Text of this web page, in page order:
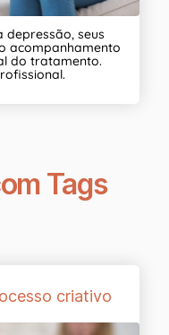
depressão, seus
acompanhamento
do tratamento.
Tags
criativo